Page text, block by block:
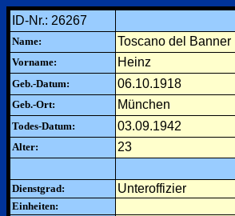
ID-Nr.: 26267
Name: Toscano del Banner
Vorname:
Heinz
Geb.-Datum:
06.10.1918
Geb.-Ort: München
Todes-Datum:
03.09.1942
Alter:
23
Dienstgrad: Unteroffizier
Einheiten: